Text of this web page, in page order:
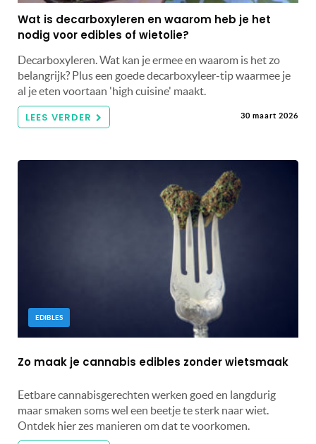
Wat is decarboxyleren en waarom heb je het
nodig voor edibles of wietolie?
Decarboxyleren. Wat kan je ermee en waarom is het zo
belangrijk? Plus een goede decarboxyleer-tip waarmee je
al je eten voortaan 'high cuisine' maakt.
LEES VERDER 30 maart 2026
EDIBLES
Zo maak je cannabis edibles zonder wietsmaak
Eetbare cannabisgerechten werken goed en langdurig
maar smaken soms wel een beetje te sterk naar wiet.
Ontdek hier zes manieren om dat te voorkomen.